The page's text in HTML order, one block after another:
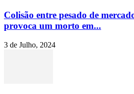
Colisão entre pesado de
provoca um morto em...
3 de Julho, 2024